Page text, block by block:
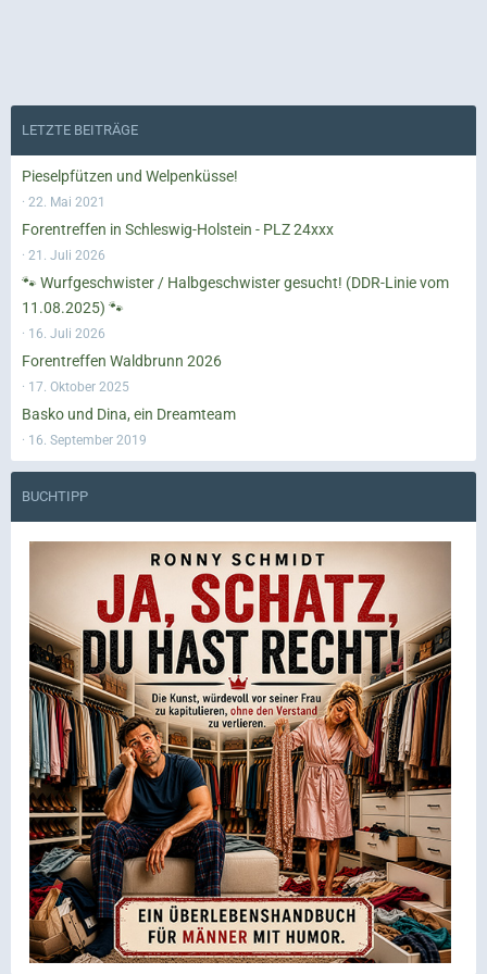
LETZTE BEITRÄGE
Pieselpfützen und Welpenküsse!
22. Mai 2021
Forentreffen in Schleswig-Holstein - PLZ 24xxx
21. Juli 2026
🐾 Wurfgeschwister / Halbgeschwister gesucht! (DDR-Linie vom
11.08.2025) 🐾
16. Juli 2026
Forentreffen Waldbrunn 2026
17. Oktober 2025
Basko und Dina, ein Dreamteam
16. September 2019
BUCHTIPP